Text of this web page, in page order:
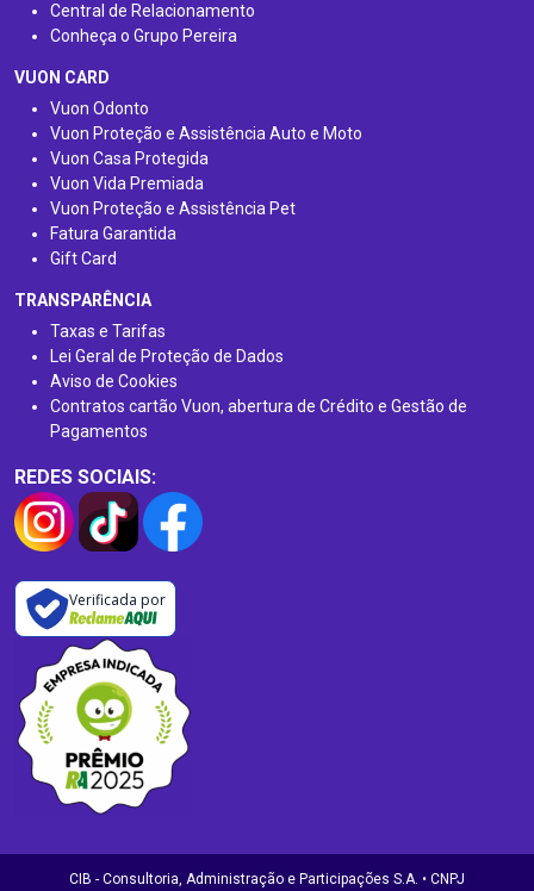
Central de Relacionamento
Conheça o Grupo Pereira
VUON CARD
Vuon Odonto
Vuon Proteção e Assistência Auto e Moto
Vuon Casa Protegida
Vuon Vida Premiada
Vuon Proteção e Assistência Pet
Fatura Garantida
Gift Card
TRANSPARÊNCIA
Taxas e Tarifas
Lei Geral de Proteção de Dados
Aviso de Cookies
Contratos cartão Vuon, abertura de Crédito e Gestão de
Pagamentos
REDES SOCIAIS:
Verificada por
CIB - Consultoria, Administração e Participações S.A. • CNPJ